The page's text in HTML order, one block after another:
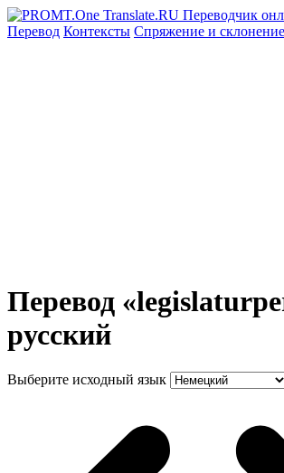
Перевод Контексты Спряжение и склонение
Перевод
русский
Выберите исходный язык